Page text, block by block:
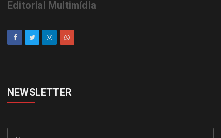
Editorial Multimídia
NEWSLETTER